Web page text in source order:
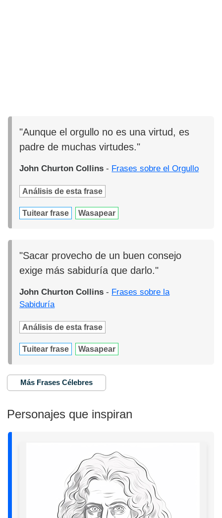
"Aunque el orgullo no es una virtud, es
padre de muchas virtudes."
John Churton Collins - Frases sobre el Orgullo
Análisis de esta frase
Tuitear frase Wasapear
"Sacar provecho de un buen consejo
exige más sabiduría que darlo."
John Churton Collins - Frases sobre la
Sabiduría
Análisis de esta frase
Tuitear frase Wasapear
Más Frases Célebres
Personajes que inspiran